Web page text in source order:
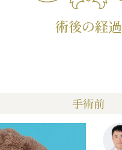
術後の経過
手術前